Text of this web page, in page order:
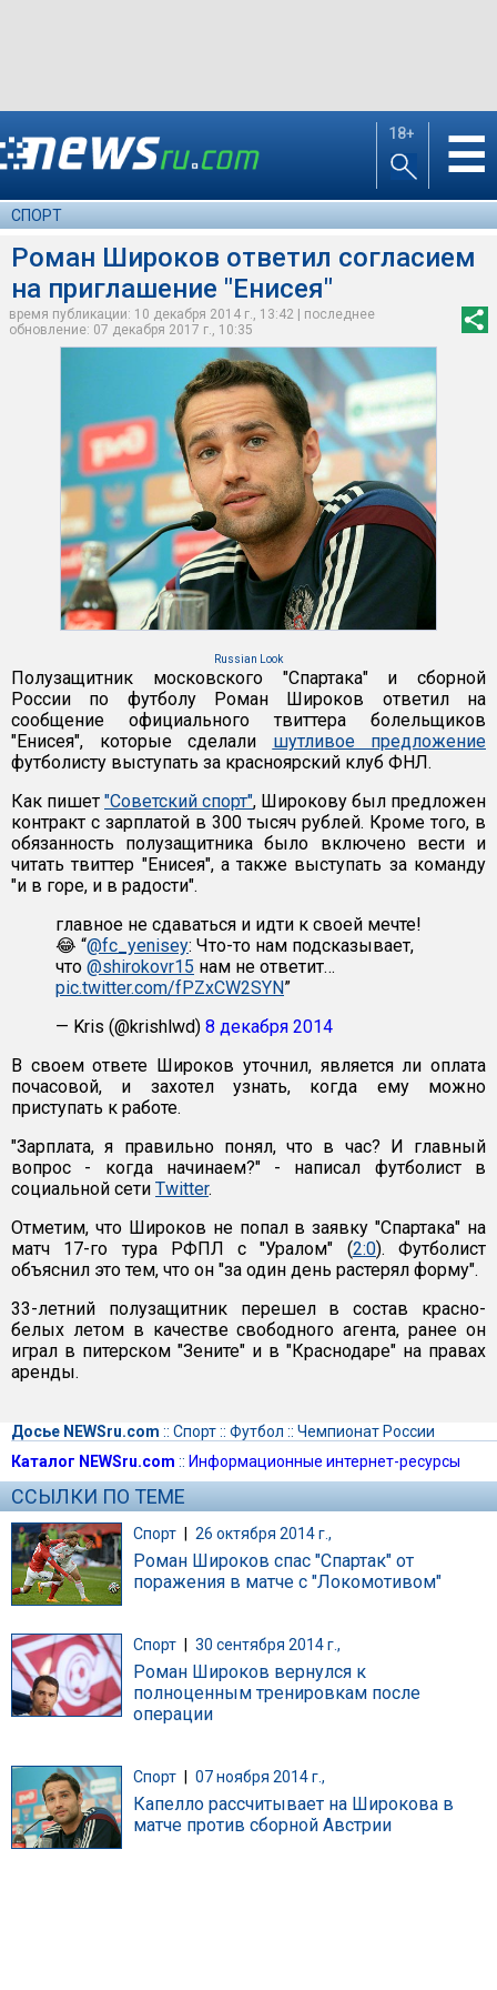
18+ ☰
СПОРТ
Роман Широков ответил согласием
на приглашение "Енисея"
время публикации: 10 декабря 2014 г., 13:42 | последнее
обновление: 07 декабря 2017 г., 10:35
Russian Look
Полузащитник московского "Спартака" и сборной
России по футболу Роман Широков ответил на
сообщение официального твиттера болельщиков
"Енисея", которые сделали шутливое предложение
футболисту выступать за красноярский клуб ФНЛ.
Как пишет "Советский спорт", Широкову был предложен
контракт с зарплатой в 300 тысяч рублей. Кроме того, в
обязанность полузащитника было включено вести и
читать твиттер "Енисея", а также выступать за команду
"и в горе, и в радости".
главное не сдаваться и идти к своей мечте!
😂 “@fc_yenisey: Что-то нам подсказывает,
что @shirokovr15 нам не ответит…
pic.twitter.com/fPZxCW2SYN”
— Kris (@krishlwd) 8 декабря 2014
В своем ответе Широков уточнил, является ли оплата
почасовой, и захотел узнать, когда ему можно
приступать к работе.
"Зарплата, я правильно понял, что в час? И главный
вопрос - когда начинаем?" - написал футболист в
социальной сети Twitter.
Отметим, что Широков не попал в заявку "Спартака" на
матч 17-го тура РФПЛ с "Уралом" (2:0). Футболист
объяснил это тем, что он "за один день растерял форму".
33-летний полузащитник перешел в состав красно-
белых летом в качестве свободного агента, ранее он
играл в питерском "Зените" и в "Краснодаре" на правах
аренды.
Досье NEWSru.com :: Спорт:: Футбол :: Чемпионат России
Каталог NEWSru.com :: Информационные интернет-ресурсы
ССЫЛКИ ПО ТЕМЕ
Спорт | 26 октября 2014 г.,
Роман Широков спас "Спартак" от
поражения в матче с "Локомотивом"
Спорт 30 сентября 2014 г.,
Роман Широков вернулся к
полноценным тренировкам после
операции
Спорт 07 ноября 2014 г.,
Капелло рассчитывает на Широкова в
матче против сборной Австрии